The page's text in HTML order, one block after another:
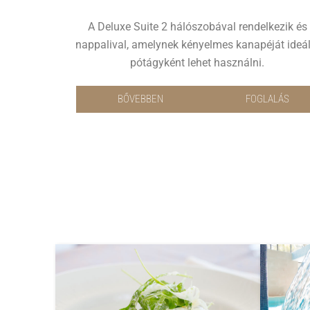
A Deluxe Suite 2 hálószobával rendelkezik és
nappalival, amelynek kényelmes kanapéját
pótágyként lehet használni.
BŐVEBBEN FOGLALÁS